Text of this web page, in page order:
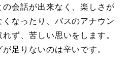
の会話が出来なく、楽しさが
なったり、バスのアナウン
ず、苦しい思いをします。
足りないのは辛いです。